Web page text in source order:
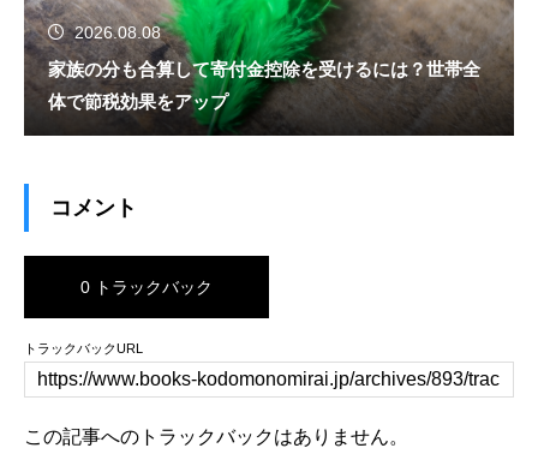
2026.08.08
家族の分も合算して寄付金控除を受けるには？世帯全
体で節税効果をアップ
コメント
0 トラックバック
トラックバックURL
この記事へのトラックバックはありません。